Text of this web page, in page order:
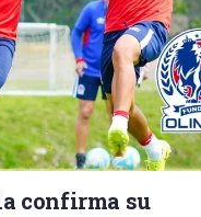
confirma su